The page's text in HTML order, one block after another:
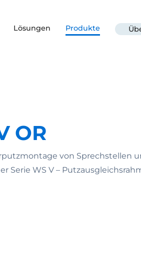
Lösungen Produkte
OR
von Sprechstellen
Serie WS V –